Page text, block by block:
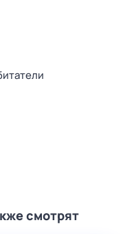
смотрят